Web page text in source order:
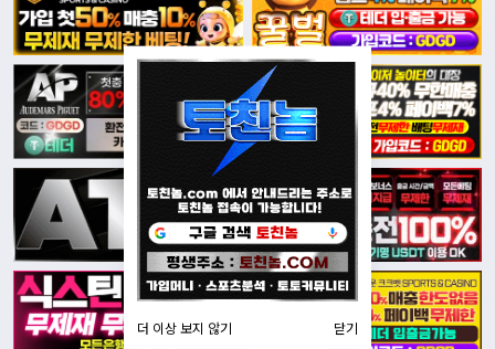
더 이상 보지 않기 닫기